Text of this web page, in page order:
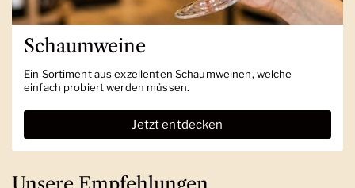
Schaumweine
Ein Sortiment aus exzellenten Schaumweinen, welche
einfach probiert werden müssen.
Jetzt entdecken
Unsere Empfehlungen